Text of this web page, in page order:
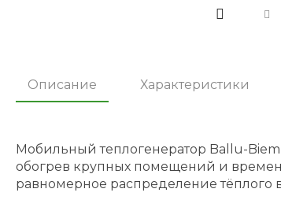
Описание Характеристики
Мобильный теплогенератор Ballu-
обогрев крупных помещений и
равномерное распределение тёплого